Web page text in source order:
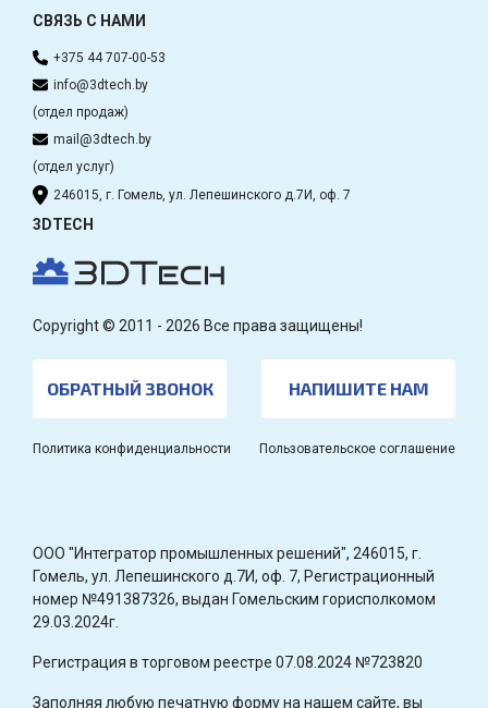
СВЯЗЬ С НАМИ
+375 44 707-00-53
info@3dtech.by
(отдел продаж)
mail@3dtech.by
(отдел услуг)
246015, г. Гомель, ул. Лепешинского д.7И, оф. 7
3DTECH
Copyright © 2011 - 2026 Все права защищены!
ОБРАТНЫЙ ЗВОНОК НАПИШИТЕ НАМ
Политика конфиденциальности Пользовательское соглашение
OOO "Интегратор промышленных решений", 246015, г.
Гомель, ул. Лепешинского д.7И, оф. 7, Регистрационный
номер №491387326, выдан Гомельским горисполкомом
29.03.2024г.
Регистрация в торговом реестре 07.08.2024 №723820
Заполняя любую печатную форму на нашем сайте, вы